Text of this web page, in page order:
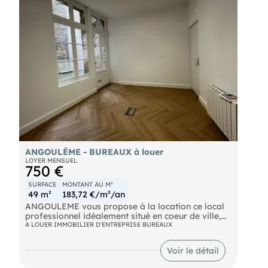
d'espaces de travail clairs, spacieux et
immédiatement opérationnels dans un
environnement professionnel reconnu.
Informations complémentaires : DPE : vierge Prix
de vente: 735 000 € FAI, dont 35 000 € TTC de
frais d'agence Les informations sur les risques
auxquels ce bien est exposé sont disponibles sur
le site Géorisques : Contact :
ANGOULÊME - BUREAUX à louer
LOYER MENSUEL
750 €
SURFACE
49 m²
MONTANT AU M²
183,72 €/m²/an
ANGOULEME vous propose à la location ce local
professionnel idéalement situé en coeur de ville,
quartier du "Vieil Angoulême", à deux pas du
Au rez-de-chaussée d'un immeuble classique de
A LOUER IMMOBILIER D'ENTREPRISE BUREAUX
Voir le détail